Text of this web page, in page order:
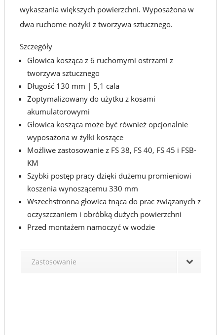
wykaszania większych powierzchni. Wyposażona w
dwa ruchome nożyki z tworzywa sztucznego.
Szczegóły
Głowica kosząca z 6 ruchomymi ostrzami z
tworzywa sztucznego
Długość 130 mm | 5,1 cala
Zoptymalizowany do użytku z kosami
akumulatorowymi
Głowica kosząca może być również opcjonalnie
wyposażona w żyłki koszące
Możliwe zastosowanie z FS 38, FS 40, FS 45 i FSB-
KM
Szybki postęp pracy dzięki dużemu promieniowi
koszenia wynoszącemu 330 mm
Wszechstronna głowica tnąca do prac związanych z
oczyszczaniem i obróbką dużych powierzchni
Przed montażem namoczyć w wodzie
Zastosowanie